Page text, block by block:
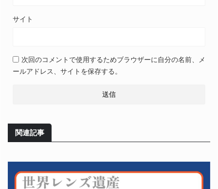
サイト
次回のコメントで使用するためブラウザーに自分の名前、メ
ールアドレス、サイトを保存する。
関連記事